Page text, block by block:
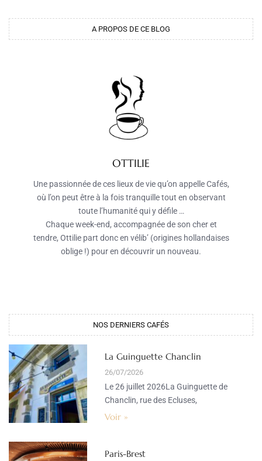
A PROPOS DE CE BLOG
OTTILIE
Une passionnée de ces lieux de vie qu’on appelle Cafés,
où l’on peut être à la fois tranquille tout en observant
toute l’humanité qui y défile …
Chaque week-end, accompagnée de son cher et
tendre, Ottilie part donc en vélib’ (origines hollandaises
oblige !) pour en découvrir un nouveau.
NOS DERNIERS CAFÉS​
La Guinguette Chanclin
26/07/2026
Le 26 juillet 2026La Guinguette de
Chanclin, rue des Ecluses,
Voir »
Paris-Brest